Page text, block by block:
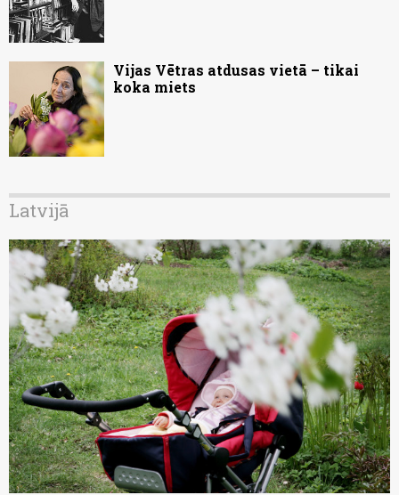
Vijas Vētras atdusas vietā – tikai
koka miets
Latvijā